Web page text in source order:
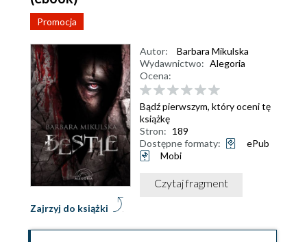
Promocja
Zajrzyj do książki
Autor:
Barbara Mikulska
Wydawnictwo: Alegoria
Ocena:
Bądź pierwszym, który oceni tę
książkę
Stron: 189
Dostępne formaty:
ePub
Mobi
Czytaj fragment